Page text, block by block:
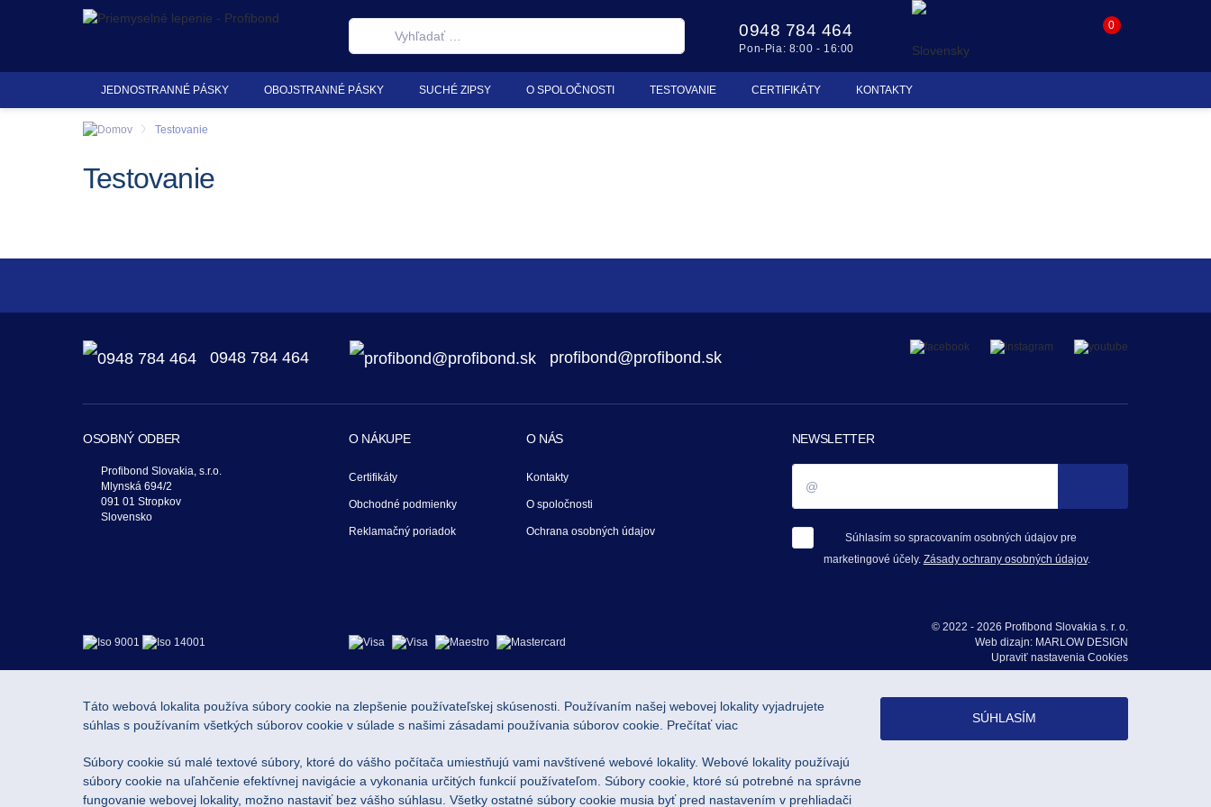
Testovanie
Testovanie
0948 784 464 profibond@profibond.sk
OSOBNÝ ODBER
Profibond Slovakia, s.r.o.
Mlynská 694/2
091 01 Stropkov
Slovensko
O NÁKUPE
Certifikáty
Obchodné podmienky
Reklamačný poriadok
O NÁS
Kontakty
O spoločnosti
Ochrana osobných údajov
NEWSLETTER
Súhlasím so spracovaním osobných údajov pre
marketingové účely. Zásady ochrany osobných údajov.
© 2022 - 2026 Profibond Slovakia s. r. o.
Web dizajn: MARLOW DESIGN
Upraviť nastavenia Cookies
0948 784 464
Pon-Pia: 8:00 - 16:00
0
JEDNOSTRANNÉ PÁSKY OBOJSTRANNÉ PÁSKY SUCHÉ ZIPSY O SPOLOČNOSTI TESTOVANIE CERTIFIKÁTY KONTAKTY
Táto webová lokalita používa súbory cookie na zlepšenie používateľskej skúsenosti. Používaním našej webovej lokality vyjadrujete
súhlas s používaním všetkých súborov cookie v súlade s našimi zásadami používania súborov cookie. Prečítať viac
Súbory cookie sú malé textové súbory, ktoré do vášho počítača umiestňujú vami navštívené webové lokality. Webové lokality používajú
súbory cookie na uľahčenie efektívnej navigácie a vykonania určitých funkcií používateľom. Súbory cookie, ktoré sú potrebné na správne
fungovanie webovej lokality, možno nastaviť bez vášho súhlasu. Všetky ostatné súbory cookie musia byť pred nastavením v prehliadači
SÚHLASÍM